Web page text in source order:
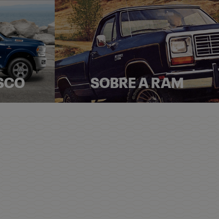
SOBRE A RAM